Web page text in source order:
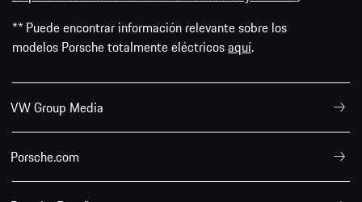
** Puede encontrar información relevante sobre los
modelos Porsche totalmente eléctricosaquí.
VW Group Media
Porsche.com